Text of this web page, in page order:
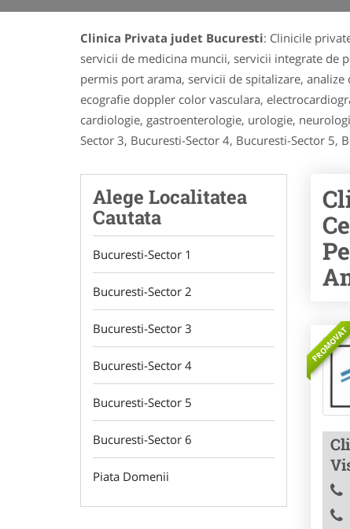
Clinica Privata judet Bucuresti: Clinicile
servicii de medicina muncii, servicii integrate de
permis port arama, servicii de spitalizare,
ecografie doppler color vasculara,
cardiologie, gastroenterologie, urologie,
Sector 3, Bucuresti-Sector 4, Bucuresti-Sector 5,
Alege Localitatea
Cautata
Bucuresti-Sector 1
Bucuresti-Sector 2
Bucuresti-Sector 3
Bucuresti-Sector 4
Bucuresti-Sector 5
Bucuresti-Sector 6
Piata Domenii
PROMOVAT